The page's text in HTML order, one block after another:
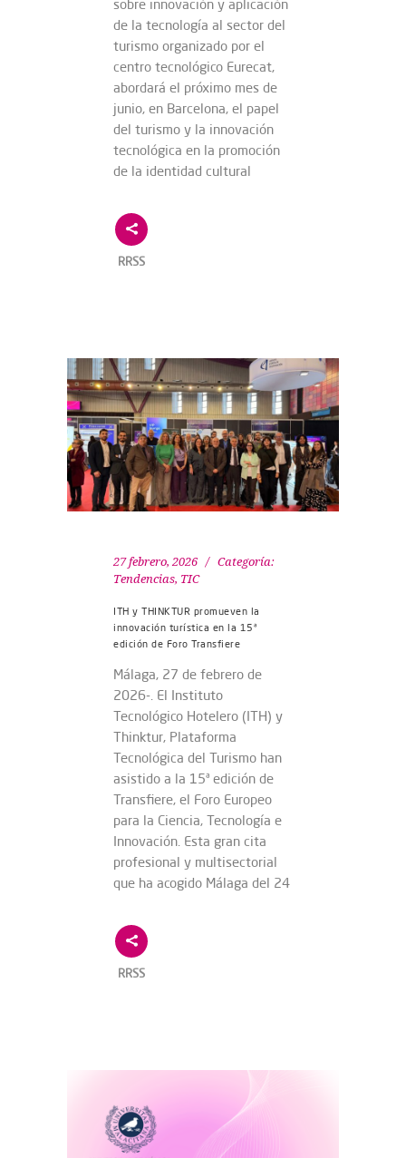
sobre innovación y aplicación
de la tecnología al sector del
turismo organizado por el
centro tecnológico Eurecat,
abordará el próximo mes de
junio, en Barcelona, el papel
del turismo y la innovación
tecnológica en la promoción
de la identidad cultural
RRSS
27 febrero, 2026
Categoría:
Tendencias, TIC
ITH y THINKTUR promueven la
innovación turística en la 15ª
edición de Foro Transfiere
Málaga, 27 de febrero de
2026-. El Instituto
Tecnológico Hotelero (ITH) y
Thinktur, Plataforma
Tecnológica del Turismo han
asistido a la 15ª edición de
Transfiere, el Foro Europeo
para la Ciencia, Tecnología e
Innovación. Esta gran cita
profesional y multisectorial
que ha acogido Málaga del 24
RRSS